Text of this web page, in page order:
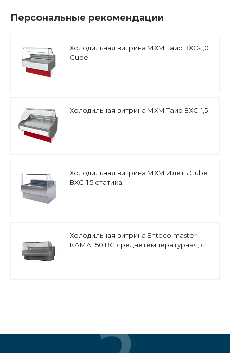
Персональные рекомендации
Холодильная витрина МХМ Таир ВХС-1,0
Cube
Холодильная витрина МХМ Таир ВХС-1,5
Холодильная витрина МХМ Илеть Cube
ВХС-1,5 статика
Холодильная витрина Enteco master
КАМА 150 BC среднетемпературная, с